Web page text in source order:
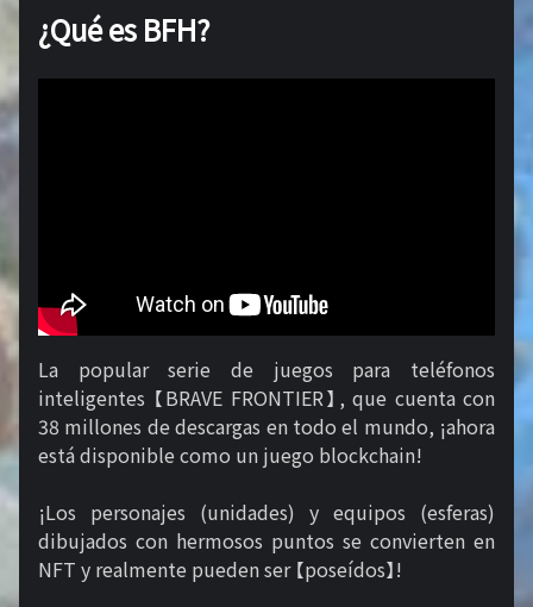
¿Qué es BFH?
La popular serie de juegos para teléfonos
inteligentes 【BRAVE FRONTIER】, que cuenta con
38 millones de descargas en todo el mundo, ¡ahora
está disponible como un juego blockchain!
¡Los personajes (unidades) y equipos (esferas)
dibujados con hermosos puntos se convierten en
NFT y realmente pueden ser 【poseídos】!